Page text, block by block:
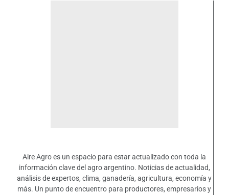
Aire Agro es un espacio para estar actualizado con toda la
información clave del agro argentino. Noticias de actualidad,
análisis de expertos, clima, ganadería, agricultura, economía y
más. Un punto de encuentro para productores, empresarios y